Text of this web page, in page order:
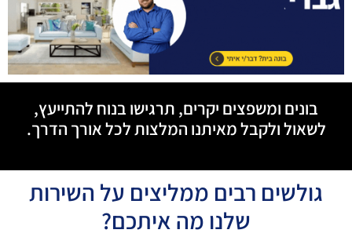
בונים ומשפצים יקרים, תרגישו בנוח להתייעץ,
לשאול ולקבל מאיתנו המלצות לכל אורך הדרך.
גולשים רבים ממליצים על השירות
שלנו מה איתכם?